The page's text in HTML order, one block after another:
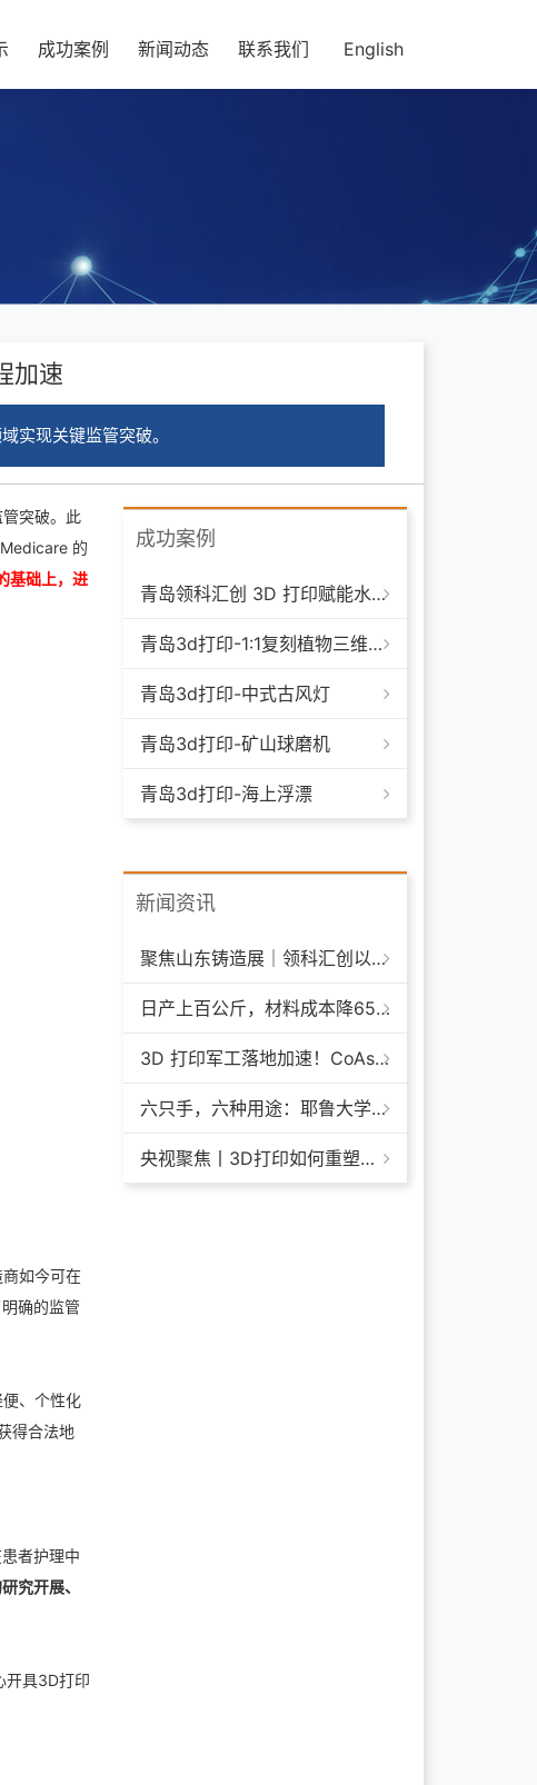
成功案例 新闻动态 联系我们 English
加速
实现关键监管突破。
突破。此
的
基础上，进
如今可在
确的监管
、个性化
得合法地
者护理中
究开展、
开具3D打印
成功案例
青岛领科汇创 3D 打印赋能水下清洁机器人：突破传统制造，深耕海洋智能装备新场景
青岛3d打印-1:1复刻植物三维模型
青岛3d打印-中式古风灯
青岛3d打印-矿山球磨机
青岛3d打印-海上浮漂
新闻资讯
聚焦山东铸造展｜领科汇创以 3D 打印技术赋能铸造模具革新
日产上百公斤，材料成本降65%+，领科汇创FGF颗粒料3D打印机
3D 打印军工落地加速！CoAspire 入选美军 FAMM 导弹项目，RAACM 巡航导弹依托增材制造推进量产
六只手，六种用途：耶鲁大学开发成本仅几百美元的3D打印多功能假肢套装
央视聚焦丨3D打印如何重塑航天制造——1毫米